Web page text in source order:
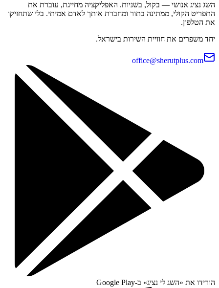
השג נציג אנושי — בקול, בשניות. האפליקציה מחייגת, עוברת את
התפריט הקולי, ממתינה בתור ומחברת אותך לאדם אמיתי. בלי שתחזיקו
את הטלפון.
יחד משפרים את חוויית השירות בישראל.
office@sherutplus.com
הורידו את «השג לי נציג» ב-Google Play